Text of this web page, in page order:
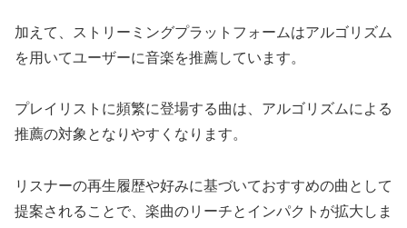
加えて、ストリーミングプラットフォームはアルゴリズム
を用いてユーザーに音楽を推薦しています。
プレイリストに頻繁に登場する曲は、アルゴリズムによる
推薦の対象となりやすくなります。
リスナーの再生履歴や好みに基づいておすすめの曲として
提案されることで、楽曲のリーチとインパクトが拡大しま